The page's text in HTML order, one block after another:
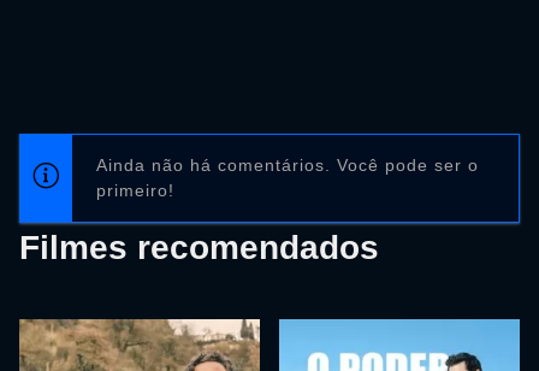
Ainda não há comentários. Você pode ser o
primeiro!
Filmes recomendados